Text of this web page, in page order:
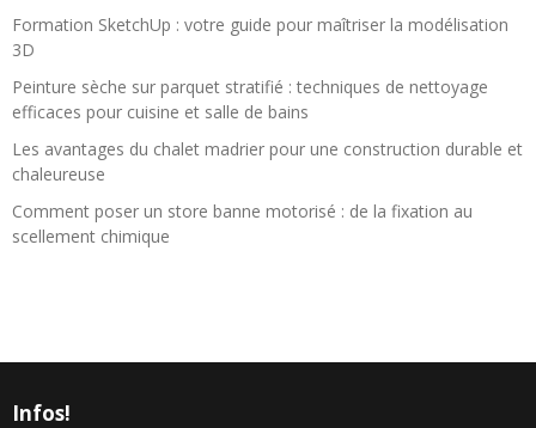
Formation SketchUp : votre guide pour maîtriser la modélisation
3D
Peinture sèche sur parquet stratifié : techniques de nettoyage
efficaces pour cuisine et salle de bains
Les avantages du chalet madrier pour une construction durable et
chaleureuse
Comment poser un store banne motorisé : de la fixation au
scellement chimique
Infos!